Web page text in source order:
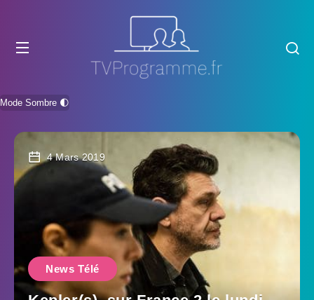
Mode Sombre 🌓
4 Mars 2019
News Télé